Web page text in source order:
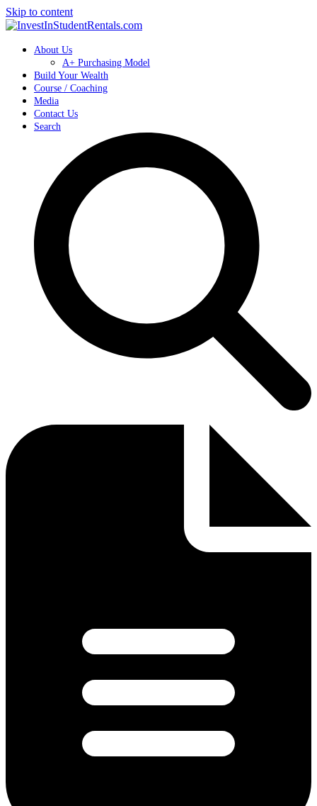
Skip to content
About Us
A+ Purchasing Model
Build Your Wealth
Course / Coaching
Media
Contact Us
Search